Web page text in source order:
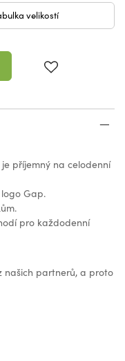
velikostí
příjemný na celodenní
Gap.
pro každodenní
našich partnerů, a proto